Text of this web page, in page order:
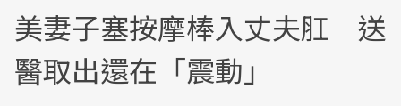
美妻子塞按摩棒入丈夫肛 送
醫取出還在「震動」